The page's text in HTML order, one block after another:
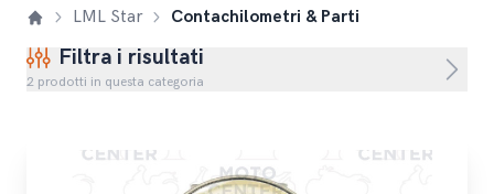
LML Star Contachilometri & Parti
Filtra i risultati
2 prodotti in questa categoria